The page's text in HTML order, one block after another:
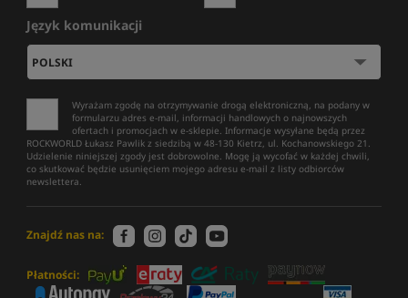
Język komunikacji
Wyrażam zgodę na otrzymywanie drogą elektroniczną, na podany w
formularzu adres e-mail, informacji handlowych o najnowszych
ofertach i promocjach w e-sklepie. Informacje wysyłane będą przez
ROCKWORLD Łukasz Pawlik z siedzibą w 48-130 Kietrz, ul. Kochanowskiego 21.
Udzielenie niniejszej zgody jest dobrowolne. Mogę ją wycofać w każdej chwili,
co skutkować będzie usunięciem mojego adresu e-mail z listy odbiorców
newslettera.
Znajdź nas na:
Płatności: